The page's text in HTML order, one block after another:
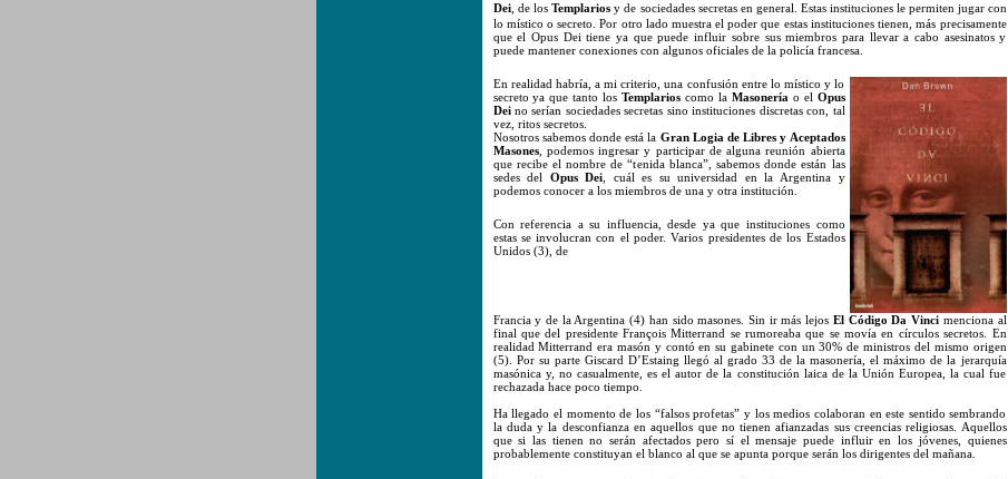
Dei, de los Templariosy de sociedades secretas en general. Estas instituciones le permiten jugar con
lo místico o secreto. Por otro lado muestra el poder que estas instituciones tienen, más precisamente
que el Opus Dei tiene ya que puede influir sobre sus miembros para llevar a cabo asesinatos y
puede mantener conexiones con algunos oficiales de la policía francesa.
En realidad habría, a mi criterio, una confusión entre lo místico y lo
secreto ya que tanto losTemplarios como la Masonería o el Opus
Deino serían sociedades secretas sino instituciones discretas con, tal
vez, ritos secretos.
Nosotros sabemos donde está la Gran Logia de Libres y Aceptados
Masones, podemos ingresar y participar de alguna reunión abierta
que recibe el nombre de “tenida blanca”, sabemos donde están las
sedes del Opus Dei , cuál es su universidad en la Argentina y
podemos conocer a los miembros de una y otra institución.
Con referencia a su influencia, desde ya que instituciones como
estas se involucran con el poder. Varios presidentes de los Estados
Unidos (3), de
Francia y de la Argentina (4) han sido masones. Sin ir más lejos El Código Da Vinci menciona al
final que del presidente François Mitterrand se rumoreaba que se movía en círculos secretos. En
realidad Mitterrand era masón y contó en su gabinete con un 30% de ministros del mismo origen
(5). Por su parte Giscard D’Estaing llegó al grado 33 de la masonería, el máximo de la jerarquía
masónica y, no casualmente, es el autor de la constitución laica de la Unión Europea, la cual fue
rechazada hace poco tiempo.
Ha llegado el momento de los “falsos profetas” y los medios colaboran en este sentido sembrando
la duda y la desconfianza en aquellos que no tienen afianzadas sus creencias religiosas. Aquellos
que si las tienen no serán afectados pero sí el mensaje puede influir en los jóvenes, quienes
probablemente constituyan el blanco al que se apunta porque serán los dirigentes del mañana.